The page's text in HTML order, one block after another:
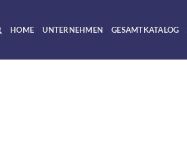
HOME UNTERNEHMEN GESAMTKATALOG